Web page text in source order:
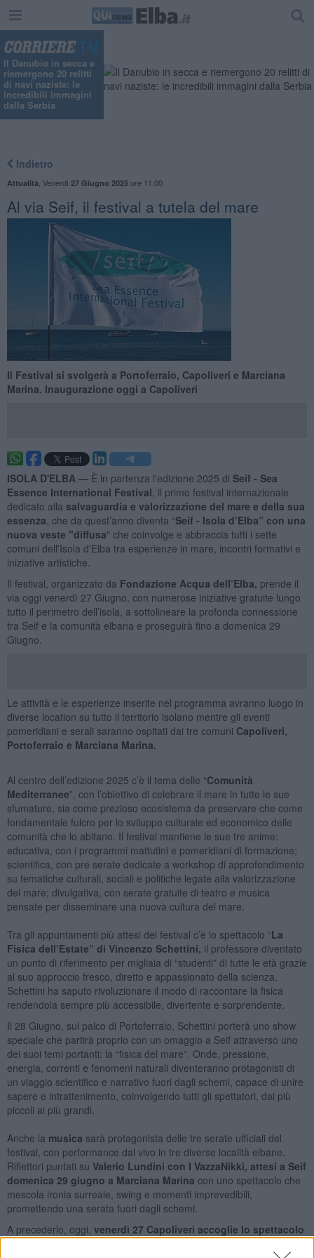
Il Danubio in secca e
riemergono 20 relitti
di navi naziste: le
incredibili immagini
dalla Serbia
Indietro
Attualità Venerdì 27 Giugno 2025ore 11:00
Al via Seif, il festival a tutela del mare
Il Festival si svolgerà a Portoferraio, Capoliveri e Marciana
Marina. Inaugurazione oggi a Capoliveri
ISOLA D'ELBA — È in partenza l'edizione 2025 di Seif - Sea
Essence International Festival , il primo festival internazionale
dedicato alla salvaguardia e valorizzazione del mare e della sua
essenza , che da quest’anno diventa “Seif - Isola d’Elba” con una
nuova veste "diffusa" che coinvolge e abbraccia tutti i sette
comuni dell'Isola d'Elba tra esperienze in mare, incontri formativi e
iniziative artistiche.
Il festival, organizzato da Fondazione Acqua dell’Elba, prende il
via oggi venerdì 27 Giugno, con numerose iniziative gratuite lungo
tutto il perimetro dell’isola, a sottolineare la profonda connessione
tra Seif e la comunità elbana e proseguirà fino a domenica 29
Giugno.
Le attività e le esperienze inserite nel programma avranno luogo in
diverse location su tutto il territorio isolano mentre gli eventi
pomeridiani e serali saranno ospitati dai tre comuni Capoliveri,
Portoferraio e Marciana Marina.
Al centro dell’edizione 2025 c’è il tema delle “Comunità
Mediterranee”, con l’obiettivo di celebrare il mare in tutte le sue
sfumature, sia come prezioso ecosistema da preservare che come
fondamentale fulcro per lo sviluppo culturale ed economico delle
comunità che lo abitano. Il festival mantiene le sue tre anime:
educativa, con i programmi mattutini e pomeridiani di formazione;
scientifica, con pre serate dedicate a workshop di approfondimento
su tematiche culturali, sociali e politiche legate alla valorizzazione
del mare; divulgativa, con serate gratuite di teatro e musica
pensate per disseminare una nuova cultura del mare.
Tra gli appuntamenti più attesi del festival c’è lo spettacolo “La
Fisica dell’Estate” di Vincenzo Schettini, il professore diventato
un punto di riferimento per migliaia di “studenti” di tutte le età grazie
al suo approccio fresco, diretto e appassionato della scienza.
Schettini ha saputo rivoluzionare il modo di raccontare la fisica
rendendola sempre più accessibile, divertente e sorprendente.
Il 28 Giugno, sul palco di Portoferraio, Schettini porterà uno show
speciale che partirà proprio con un omaggio a Seif attraverso uno
dei suoi temi portanti: la “fisica del mare”. Onde, pressione,
energia, correnti e fenomeni naturali diventeranno protagonisti di
un viaggio scientifico e narrativo fuori dagli schemi, capace di unire
sapere e intrattenimento, coinvolgendo tutti gli spettatori, dai più
piccoli ai più grandi.
Anche la musica sarà protagonista delle tre serate ufficiali del
festival, con performance dal vivo in tre diverse località elbane.
Riflettori puntati su Valerio Lundini con I VazzaNikki, attesi a Seif
domenica 29 giugno a Marciana Marina con uno spettacolo che
mescola ironia surreale, swing e momenti imprevedibili,
promettendo una serata fuori dagli schemi.
A precederlo, oggi, venerdì 27 Capoliveri accoglie lo spettacolo
della Compagnia VAN – Verso Altre Narrazioni,ispirato